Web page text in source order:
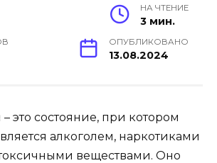
НА ЧТЕНИЕ
3 мин.
ОПУБЛИКОВАНО
13.08.2024
это состояние, при котором
алкоголем, наркотиками
веществами. Оно